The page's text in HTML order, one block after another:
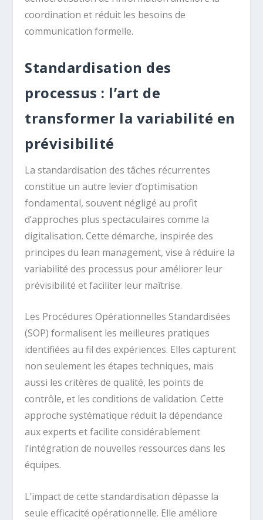
coordination et réduit les besoins de
communication formelle.
Standardisation des
processus : l’art de
transformer la variabilité en
prévisibilité
La standardisation des tâches récurrentes
constitue un autre levier d’optimisation
fondamental, souvent négligé au profit
d’approches plus spectaculaires comme la
digitalisation. Cette démarche, inspirée des
principes du lean management, vise à réduire la
variabilité des processus pour améliorer leur
prévisibilité et faciliter leur maîtrise.
Les Procédures Opérationnelles Standardisées
(SOP) formalisent les meilleures pratiques
identifiées au fil des expériences. Elles capturent
non seulement les étapes techniques, mais
aussi les critères de qualité, les points de
contrôle, et les conditions de validation. Cette
approche systématique réduit la dépendance
aux experts et facilite considérablement
l’intégration de nouvelles ressources dans les
équipes.
L’impact de cette standardisation dépasse la
seule efficacité opérationnelle. Elle améliore